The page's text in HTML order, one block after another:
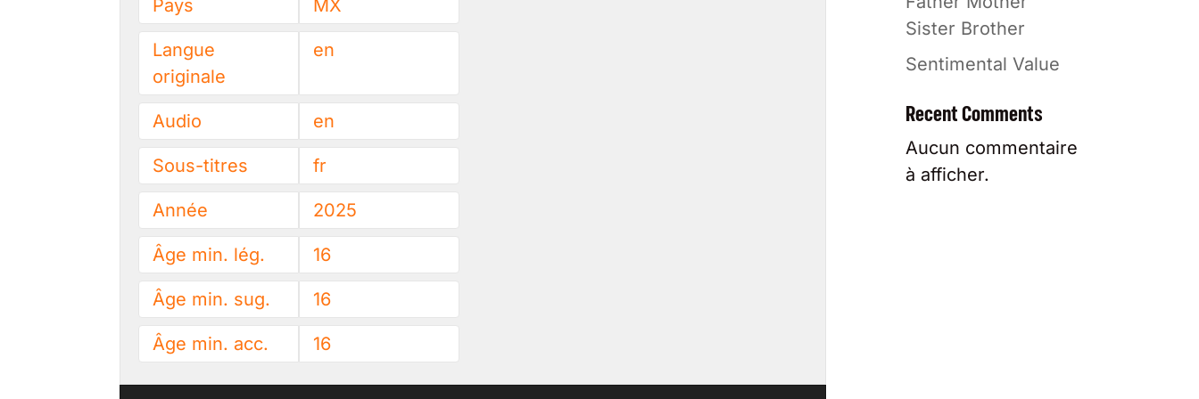
Pays MX
Langue
originale
en
Audio en
Sous-titres fr
Année 2025
Âge min. lég. 16
Âge min. sug. 16
Âge min. acc. 16
Sister Brother
Sentimental Value
Recent Comments
Aucun commentaire
à afficher.